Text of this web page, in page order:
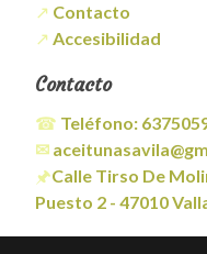
↗ Contacto
↗ Accesibilidad
Contacto
☎ Teléfono:
✉
🖈Calle Tirso De
Puesto 2 - 47010